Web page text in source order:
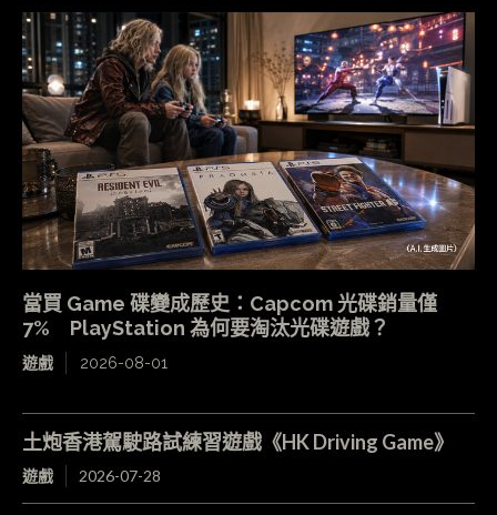
場料 2026-08-08
【遊戲優化】「合成之獸」Beast of
Reincarnation RTX5060 流暢跑 4K UE5 原因是？
遊戲 2026-08-08
【ZCOPE】香港高級視聽展 2026 即拍即剪！10 款
工程機試玩 + 各大品牌最新作全面睇
ZCOPE 2026-08-08
- 廣告 -